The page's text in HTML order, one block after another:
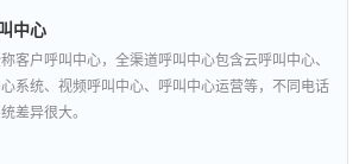
中心
客户呼叫中心，全渠道呼叫中心包含云呼叫中心、
系统、视频呼叫中心、呼叫中心运营等，不同电话
差异很大。